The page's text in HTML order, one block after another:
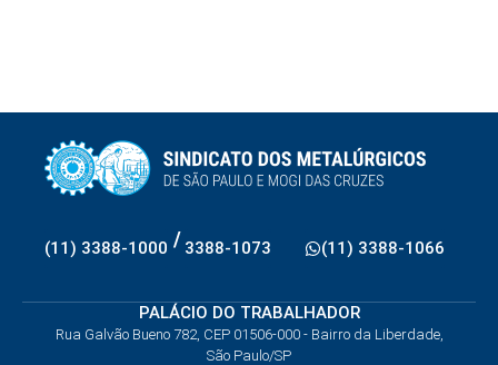
(11) 3388-1000 / 3388-1073 (11) 3388-1066
PALÁCIO DO TRABALHADOR
Rua Galvão Bueno 782, CEP 01506-000 - Bairro da Liberdade,
São Paulo/SP